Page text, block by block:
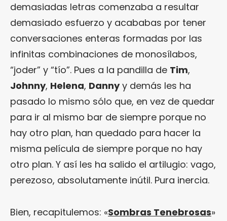
demasiadas letras comenzaba a resultar
demasiado esfuerzo y acababas por tener
conversaciones enteras formadas por las
infinitas combinaciones de monosílabos,
“joder” y “tío”. Pues a la pandilla de Tim,
Johnny, Helena, Dannyy demás les ha
pasado lo mismo sólo que, en vez de quedar
para ir al mismo bar de siempre porque no
hay otro plan, han quedado para hacer la
misma película de siempre porque no hay
otro plan. Y así les ha salido el artilugio: vago,
perezoso, absolutamente inútil. Pura inercia.
Bien, recapitulemos: «Sombras Tenebrosas»